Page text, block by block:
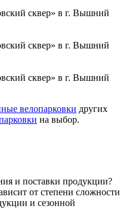
сквер» в г. Вышний
сквер» в г. Вышний
сквер» в г. Вышний
велопарковки других
на выбор.
и поставки продукции?
от степени сложности
и сезонной